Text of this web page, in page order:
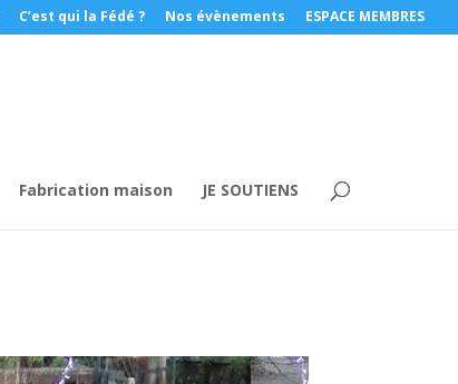
C’est qui la Fédé ? Nos évènements ESPACE MEMBRES
Fabrication maison JE SOUTIENS